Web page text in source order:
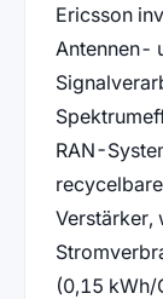
Ericsson
Antennen-
RAN-
Verstärker,
(0,15 kWh/